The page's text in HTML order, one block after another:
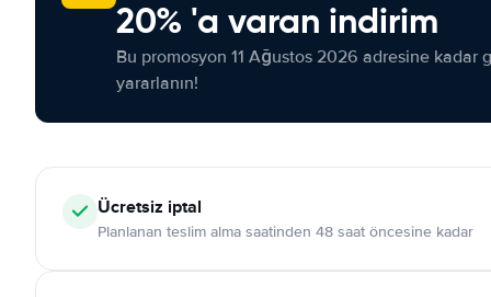
20% 'a varan indirim
Bu promosyon 11 Ağustos 2026 adresine kadar
yararlanın!
Ücretsiz iptal
Planlanan teslim alma saatinden 48 saat öncesine kadar